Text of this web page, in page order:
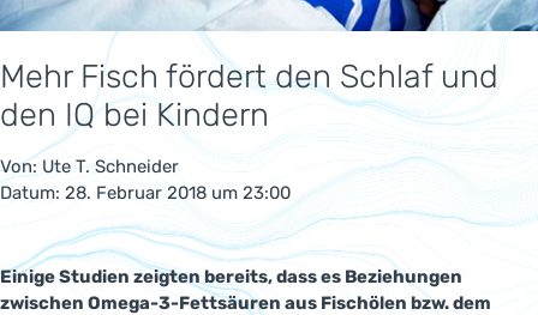
Mehr Fisch fördert den Schlaf und
den IQ bei Kindern
Von: Ute T. Schneider
Datum: 28. Februar 2018 um 23:00
Einige Studien zeigten bereits, dass es Beziehungen
zwischen Omega-3-Fettsäuren aus Fischölen bzw. dem